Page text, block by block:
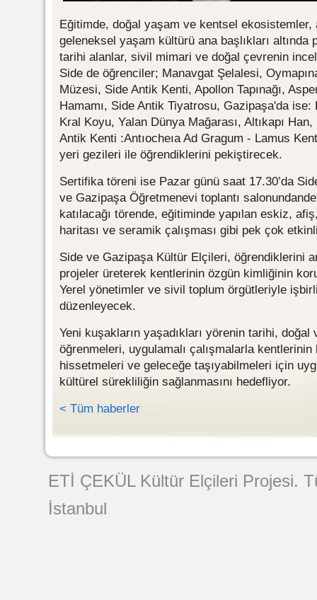
Eğitimde, doğal yaşam ve kentsel
geleneksel yaşam kültürü ana başlıkları altında
tarihi alanlar, sivil mimari ve doğal çevrenin
Side de öğrenciler; Manavgat Şelalesi,
Müzesi, Side Antik Kenti, Apollon Tapınağı,
Hamamı, Side Antik Tiyatrosu, Gazipaşa'da ise:
Kral Koyu, Yalan Dünya Mağarası, Altıkapı Han,
Antik Kenti :Antıocheıa Ad Gragum - Lamus
yeri gezileri ile öğrendiklerini pekiştirecek.
Sertifika töreni ise Pazar günü saat 17.30’da
ve Gazipaşa Öğretmenevi toplantı
katılacağı törende, eğitiminde yapılan eskiz,
haritası ve seramik çalışması gibi pek çok
Side ve Gazipaşa Kültür Elçileri, öğrendiklerini
projeler üreterek kentlerinin özgün kimliğinin
Yerel yönetimler ve sivil toplum örgütleriyle
düzenleyecek.
Yeni kuşakların yaşadıkları yörenin tarihi,
öğrenmeleri, uygulamalı çalışmalarla
hissetmeleri ve geleceğe taşıyabilmeleri için
kültürel sürekliliğin sağlanmasını hedefliyor.
< Tüm haberler
ETİ ÇEKÜL Kültür Elçileri Projesi.
İstanbul